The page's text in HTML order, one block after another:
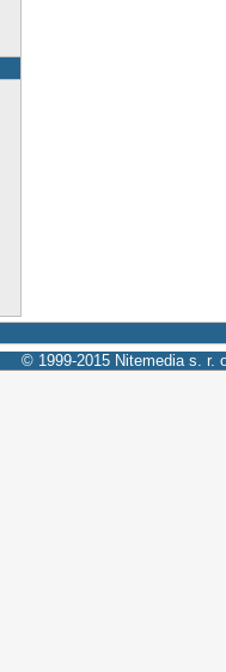
© 1999-2015 Nitemedia s. r.